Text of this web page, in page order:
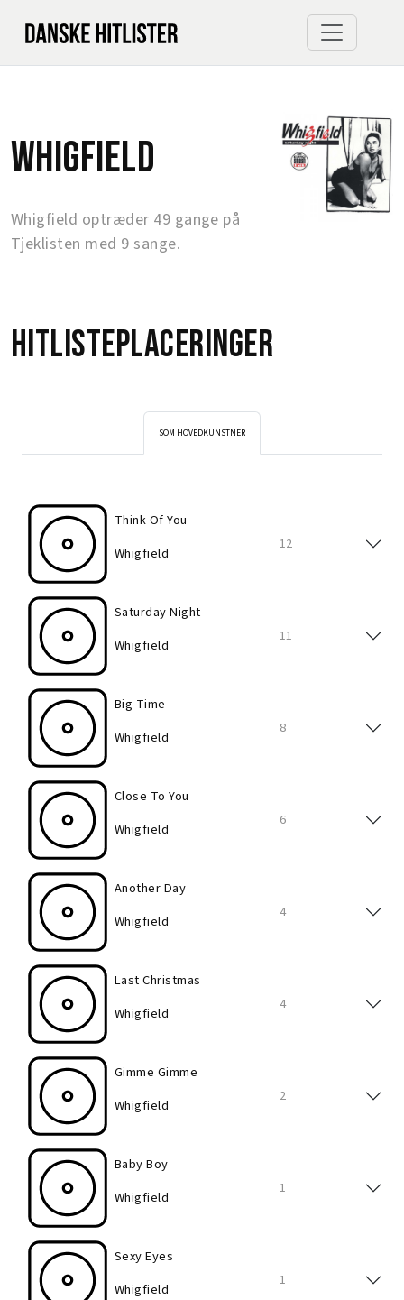
Whigfield
Whigfield optræder 49 gange på
Tjeklisten med 9 sange.
Hitlisteplaceringer
SOM HOVEDKUNSTNER
Think Of You
Whigfield
12
Saturday Night
Whigfield
11
Big Time
Whigfield
8
Close To You
Whigfield
6
Another Day
Whigfield
4
Last Christmas
Whigfield
4
Gimme Gimme
Whigfield
2
Baby Boy
Whigfield
1
Sexy Eyes
Whigfield
1